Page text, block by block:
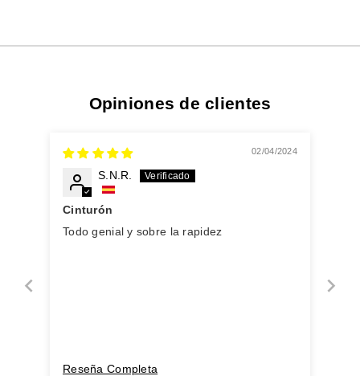
Opiniones de clientes
02/04/2024
S.N.R.
Cinturón
Todo genial y sobre la rapidez
Reseña Completa